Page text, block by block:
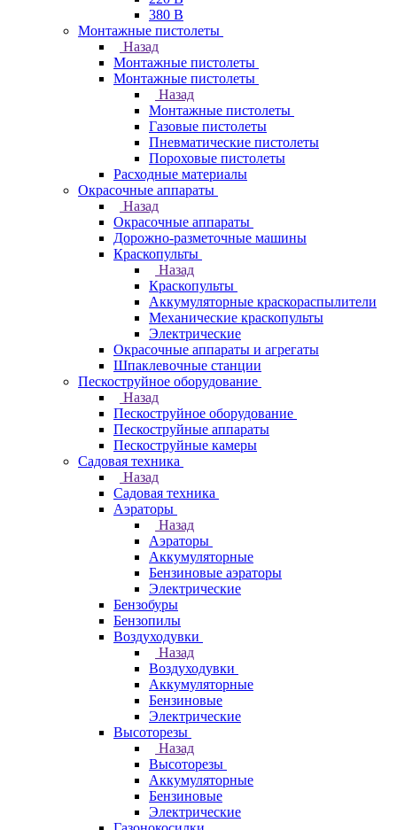
380 В
Монтажные пистолеты
Назад
Монтажные пистолеты
Монтажные пистолеты
Назад
Монтажные пистолеты
Газовые пистолеты
Пневматические пистолеты
Пороховые пистолеты
Расходные материалы
Окрасочные аппараты
Назад
Окрасочные аппараты
Дорожно-разметочные машины
Краскопульты
Назад
Краскопульты
Аккумуляторные краскораспылители
Механические краскопульты
Электрические
Окрасочные аппараты и агрегаты
Шпаклевочные станции
Пескоструйное оборудование
Назад
Пескоструйное оборудование
Пескоструйные аппараты
Пескоструйные камеры
Садовая техника
Назад
Садовая техника
Аэраторы
Назад
Аэраторы
Аккумуляторные
Бензиновые аэраторы
Электрические
Бензобуры
Бензопилы
Воздуходувки
Назад
Воздуходувки
Аккумуляторные
Бензиновые
Электрические
Высоторезы
Назад
Высоторезы
Аккумуляторные
Бензиновые
Электрические